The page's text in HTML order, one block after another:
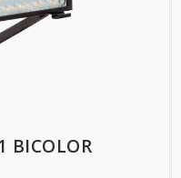
BICOLOR